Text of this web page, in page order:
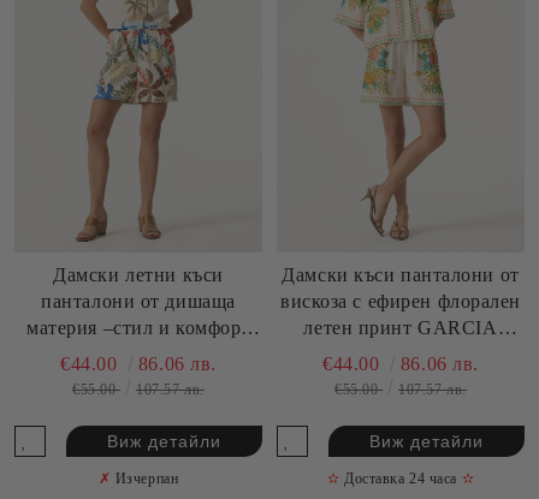
Дамски летни къси
панталони от дишаща
материя –стил и комфорт
GARCIA (SKU) R260343
€44.00 86.06 лв.
€55.00 107.57 лв.
Виж детайли
✗ Изчерпан
Дамски къси панталони от
вискоза с ефирен флорален
летен принт GARCIA
(SKU) Q260146
€44.00 86.06 лв.
€55.00 107.57 лв.
Виж детайли
✫ Доставка 24 часа ✫